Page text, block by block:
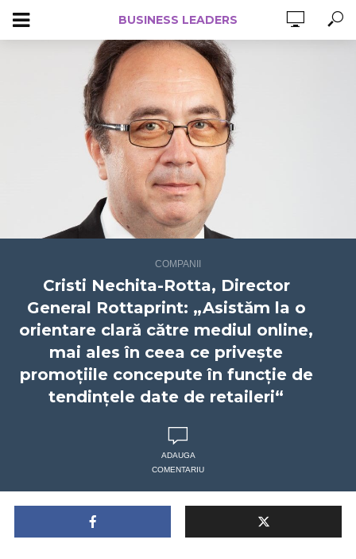
BUSINESS LEADERS
COMPANII
Cristi Nechita-Rotta, Director
General Rottaprint: „Asistăm la o
orientare clară către mediul online,
mai ales în ceea ce privește
promoțiile concepute în funcție de
tendințele date de retaileri“
ADAUGA
COMENTARIU